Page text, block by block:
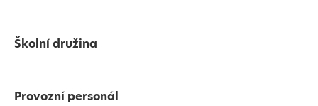
Školní družina
Provozní personál